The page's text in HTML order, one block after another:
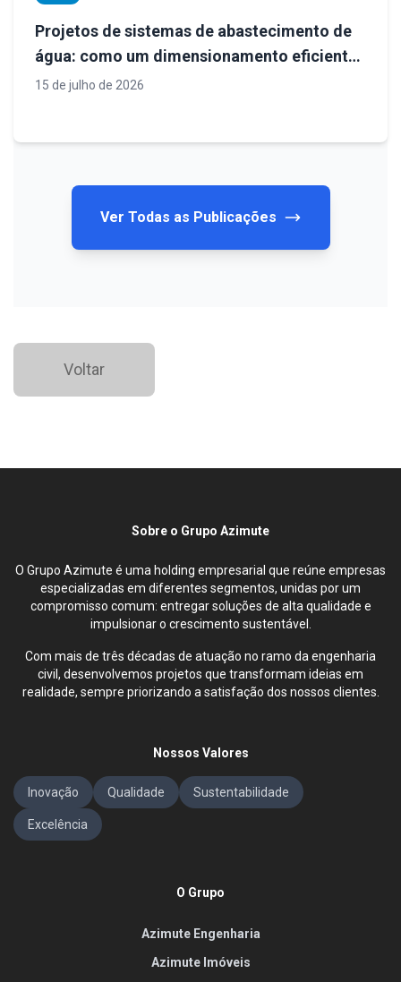
Projetos de sistemas de abastecimento de
água: como um dimensionamento eficiente
garante segurança, economia e
15 de julho de 2026
Ver Todas as Publicações
Voltar
Sobre o Grupo Azimute
O Grupo Azimute é uma holding empresarial que reúne empresas
especializadas em diferentes segmentos, unidas por um
compromisso comum: entregar soluções de alta qualidade e
impulsionar o crescimento sustentável.
Com mais de três décadas de atuação no ramo da engenharia
civil, desenvolvemos projetos que transformam ideias em
realidade, sempre priorizando a satisfação dos nossos clientes.
Nossos Valores
Inovação Qualidade Sustentabilidade
Excelência
O Grupo
Azimute Engenharia
Azimute Imóveis